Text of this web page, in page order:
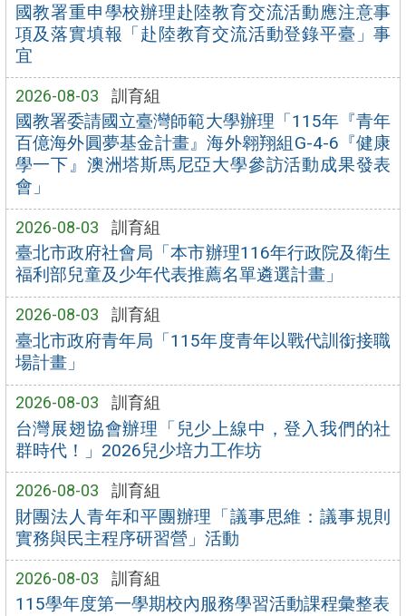
國教署重申學校辦理赴陸教育交流活動應注意事
項及落實填報「赴陸教育交流活動登錄平臺」事
宜
2026-08-03 訓育組
國教署委請國立臺灣師範大學辦理「115年『青年
百億海外圓夢基金計畫』海外翱翔組G-4-6『健康
學一下』澳洲塔斯馬尼亞大學參訪活動成果發表
會」
2026-08-03 訓育組
臺北市政府社會局「本市辦理116年行政院及衛生
福利部兒童及少年代表推薦名單遴選計畫」
2026-08-03 訓育組
臺北市政府青年局「115年度青年以戰代訓銜接職
場計畫」
2026-08-03 訓育組
台灣展翅協會辦理「兒少上線中，登入我們的社
群時代！」2026兒少培力工作坊
2026-08-03 訓育組
財團法人青年和平團辦理「議事思維：議事規則
實務與民主程序研習營」活動
2026-08-03 訓育組
115學年度第一學期校內服務學習活動課程彙整表